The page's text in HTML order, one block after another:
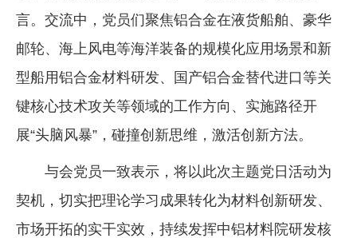
言。交流中，党员们聚焦铝合金在液货船舶、豪华
邮轮、海上风电等海洋装备的规模化应用场景和新
型船用铝合金材料研发、国产铝合金替代进口等关
键核心技术攻关等领域的工作方向、实施路径开
展“头脑风暴”，碰撞创新思维，激活创新方法。
与会党员一致表示，将以此次主题党日活动为
契机，切实把理论学习成果转化为材料创新研发、
市场开拓的实干实效，持续发挥中铝材料院研发核